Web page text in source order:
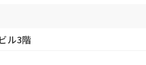
ル3階